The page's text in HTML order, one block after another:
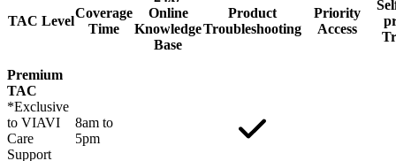
TAC Level
Coverage
Time
Online
Knowledge
Base
Product
Troubleshooting
Priority
Access
Premium
TAC
*Exclusive
to VIAVI
Care
Support
8am to
5pm